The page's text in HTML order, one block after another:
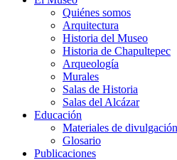
Quiénes somos
Arquitectura
Historia del Museo
Historia de Chapultepec
Arqueología
Murales
Salas de Historia
Salas del Alcázar
Educación
Materiales de divulgación
Glosario
Publicaciones